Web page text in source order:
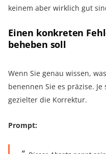
keinem aber wirklich gut
Einen konkreten
beheben soll
Wenn Sie genau wissen,
benennen Sie es präzise.
gezielter die Korrektur.
Prompt: